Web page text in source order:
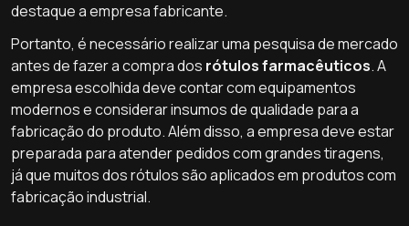
destaque a empresa fabricante.
Portanto, é necessário realizar uma pesquisa de mercado
antes de fazer a compra dos rótulos farmacêuticos. A
empresa escolhida deve contar com equipamentos
modernos e considerar insumos de qualidade para a
fabricação do produto. Além disso, a empresa deve estar
preparada para atender pedidos com grandes tiragens,
já que muitos dos rótulos são aplicados em produtos com
fabricação industrial.